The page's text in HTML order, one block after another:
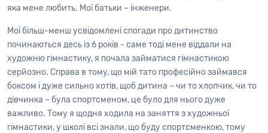
яка мене любить. Мої батьки – інженери.
Мої більш-менш усвідомлені спогади про дитинство
починаються десь із 6 років - саме тоді мене віддали на
художню гімнастику, я почала займатися гімнастикою
серйозно. Справа в тому, що мій тато професійно займався
боксом і дуже сильно хотів, щоб дитина – чи то хлопчик, чи то
дівчинка – була спортсменом, це було для нього дуже
важливо. Тому я щодня ходила на заняття з художньої
гімнастики, у школі всі знали, що буду спортсменкою, тому